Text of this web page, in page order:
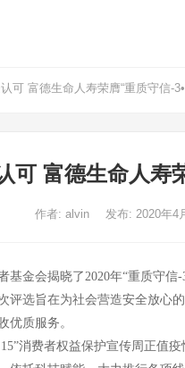
可 富德生命人寿荣膺“重质守信-
可 富德生命人寿
作者: alvin 发布: 2020年4
基金会揭晓了2020年“重质守
评选旨在为社会营造安全放心
优质服务。
消费者权益保护宣传周正值